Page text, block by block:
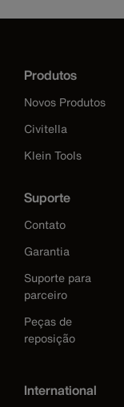
Produtos
Novos Produtos
Civitella
Klein Tools
Suporte
Contato
Garantia
Suporte para
parceiro
Peças de
reposição
International